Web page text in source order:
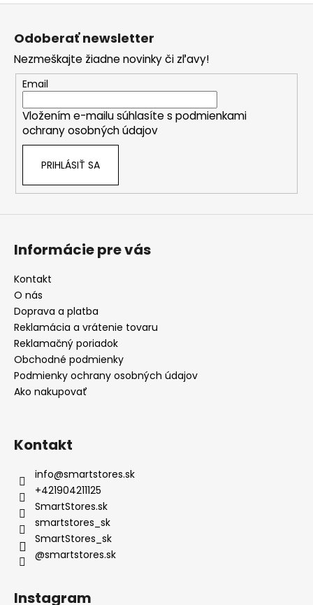
Odoberať newsletter
Nezmeškajte žiadne novinky či zľavy!
Email
Vložením e-mailu súhlasíte s podmienkami
ochrany osobných údajov
PRIHLÁSIŤ SA
Informácie pre vás
Kontakt
O nás
Doprava a platba
Reklamácia a vrátenie tovaru
Reklamačný poriadok
Obchodné podmienky
Podmienky ochrany osobných údajov
Ako nakupovať
Kontakt
info@smartstores.sk
+421904211125
SmartStores.sk
smartstores_sk
SmartStores_sk
@smartstores.sk
Instagram